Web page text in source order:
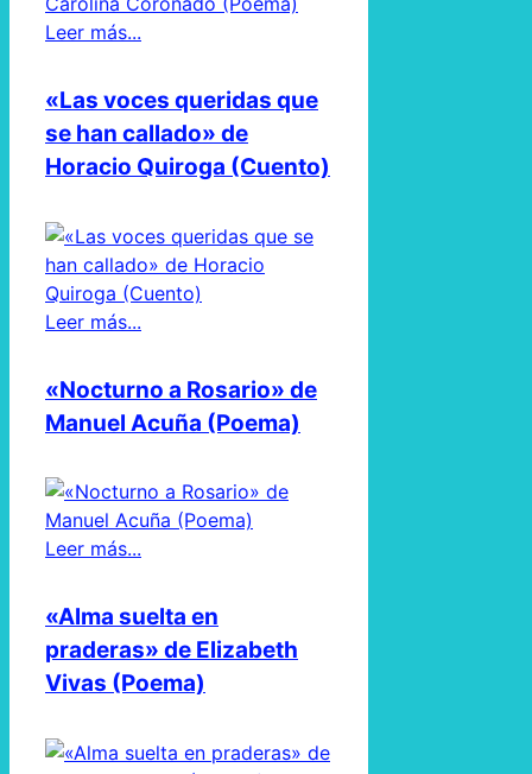
Leer más...
«Las voces queridas que
se han callado» de
Horacio Quiroga (Cuento)
Leer más...
«Nocturno a Rosario» de
Manuel Acuña (Poema)
Leer más...
«Alma suelta en
praderas» de Elizabeth
Vivas (Poema)